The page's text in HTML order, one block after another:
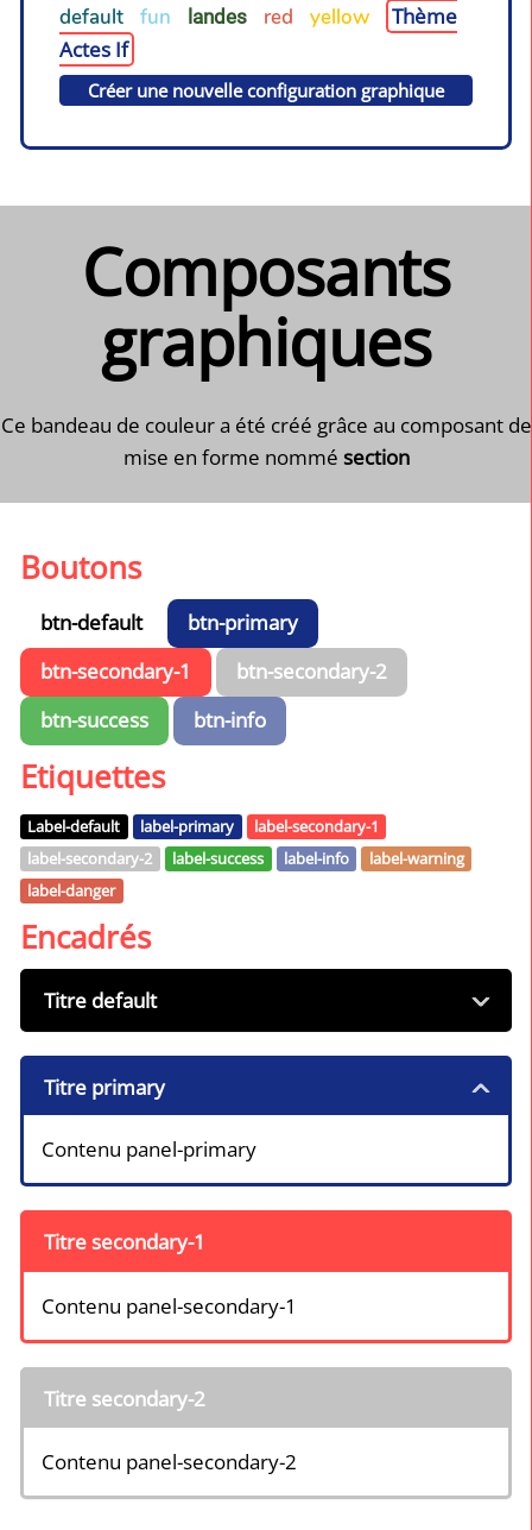
default fun landes red yellow
Thème
Actes If
Créer une nouvelle configuration graphique
Composants
graphiques
Ce bandeau de couleur a été créé grâce au composant de
mise en forme nommé section
Boutons
btn-default
btn-primary
btn-secondary-1
btn-secondary-2
btn-success
btn-info
Etiquettes
Label-default label-primary
label-secondary-1
label-secondary-2
label-success label-info
label-warning
label-danger
Encadrés
Titre default
Titre primary
Contenu panel-primary
Titre secondary-1
Contenu panel-secondary-1
Titre secondary-2
Contenu panel-secondary-2